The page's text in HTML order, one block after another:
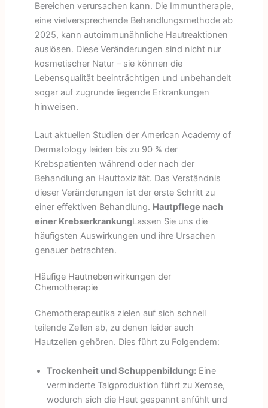
Bereichen verursachen kann. Die Immuntherapie,
eine vielversprechende Behandlungsmethode ab
2025, kann autoimmunähnliche Hautreaktionen
auslösen. Diese Veränderungen sind nicht nur
kosmetischer Natur – sie können die
Lebensqualität beeinträchtigen und unbehandelt
sogar auf zugrunde liegende Erkrankungen
hinweisen.
Laut aktuellen Studien der American Academy of
Dermatology leiden bis zu 90 % der
Krebspatienten während oder nach der
Behandlung an Hauttoxizität. Das Verständnis
dieser Veränderungen ist der erste Schritt zu
einer effektiven Behandlung. Hautpflege nach
einer KrebserkrankungLassen Sie uns die
häufigsten Auswirkungen und ihre Ursachen
genauer betrachten.
Häufige Hautnebenwirkungen der
Chemotherapie
Chemotherapeutika zielen auf sich schnell
teilende Zellen ab, zu denen leider auch
Hautzellen gehören. Dies führt zu Folgendem:
Trockenheit und Schuppenbildung:Eine
verminderte Talgproduktion führt zu Xerose,
wodurch sich die Haut gespannt anfühlt und